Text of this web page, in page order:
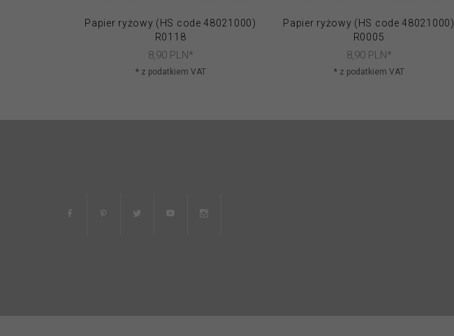
Papier ryżowy (HS code 48021000)
R0118
8,90 PLN*
* z podatkiem VAT
Papier ryżowy (HS code 48021000)
R0005
8,90 PLN*
* z podatkiem VAT